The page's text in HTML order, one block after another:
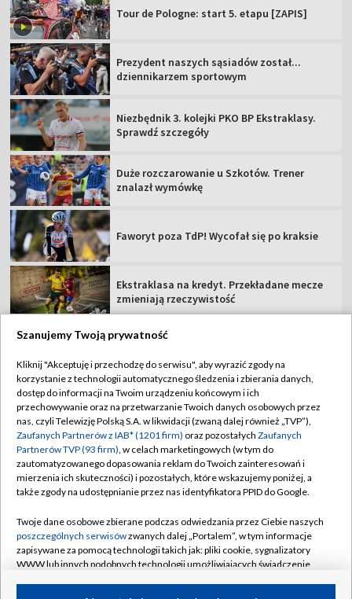
Tour de Pologne: start 5. etapu [ZAPIS]
Prezydent naszych sąsiadów został...
dziennikarzem sportowym
Niezbędnik 3. kolejki PKO BP Ekstraklasy.
Sprawdź szczegóły
Duże rozczarowanie u Szkotów. Trener
znalazł wymówkę
Faworyt poza TdP! Wycofał się po kraksie
Ekstraklasa na kredyt. Przekładane mecze
zmieniają rzeczywistość
TVP
Abonament TVP
Sklep TVP
Biuro Reklamy
Oferta Handlowa
Emisja w TVP
Rada Programowa
Ogłoszenia przetargowe
Regulamin TVP
Polityka prywatności
Moje zgody
Biuro reklamy
Kanały
©2026 Telewizja Polska Spółka Akcyjna w likwidacji
Szanujemy Twoją prywatność
Kliknij "Akceptuję i przechodzę do serwisu", aby wyrazić zgody na
korzystanie z technologii automatycznego śledzenia i zbierania danych,
dostęp do informacji na Twoim urządzeniu końcowym i ich
przechowywanie oraz na przetwarzanie Twoich danych osobowych przez
nas, czyli Telewizję Polską S.A. w likwidacji (zwaną dalej również „TVP”),
Zaufanych Partnerów z IAB* (1201 firm) oraz pozostałych Zaufanych
Partnerów TVP (93 firm), w celach marketingowych (w tym do
zautomatyzowanego dopasowania reklam do Twoich zainteresowań i
mierzenia ich skuteczności) i pozostałych, które wskazujemy poniżej, a
także zgody na udostępnianie przez nas identyfikatora PPID do Google.
Twoje dane osobowe zbierane podczas odwiedzania przez Ciebie naszych
poszczególnych serwisówzwanych dalej „Portalem”, w tym informacje
zapisywane za pomocą technologii takich jak: pliki cookie, sygnalizatory
WWW lub innych podobnych technologii umożliwiających świadczenie